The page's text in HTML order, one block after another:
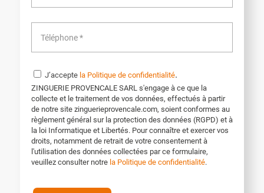
J’accepte la Politique de confidentialité.
ZINGUERIE PROVENCALE SARL s'engage à ce que la
collecte et le traitement de vos données, effectués à partir
de notre site zinguerieprovencale.com, soient conformes au
règlement général sur la protection des données (RGPD) et à
la loi Informatique et Libertés. Pour connaître et exercer vos
droits, notamment de retrait de votre consentement à
l'utilisation des données collectées par ce formulaire,
veuillez consulter notre la Politique de confidentialité.